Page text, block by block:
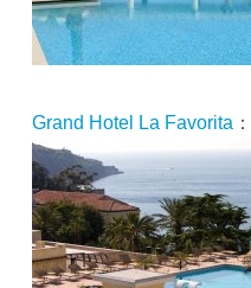
Grand Hotel La Favorita ：